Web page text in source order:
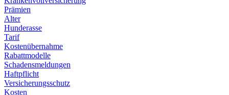
Prämien
Alter
Hunderasse
Tarif
Kostenübernahme
Rabattmodelle
Schadensmeldungen
Haftpflicht
Versicherungsschutz
Kosten